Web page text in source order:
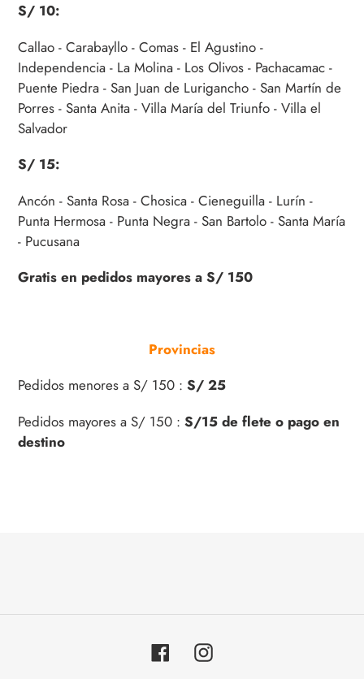
S/ 10:
Callao - Carabayllo - Comas - El Agustino -
Independencia - La Molina - Los Olivos - Pachacamac -
Puente Piedra - San Juan de Lurigancho - San Martín de
Porres - Santa Anita - Villa María del Triunfo - Villa el
Salvador
S/ 15:
Ancón - Santa Rosa - Chosica - Cieneguilla - Lurín -
Punta Hermosa - Punta Negra - San Bartolo - Santa María
- Pucusana
Gratis en pedidos mayores a S/ 150
Provincias
Pedidos menores a S/ 150 : S/ 25
Pedidos mayores a S/ 150 : S/15 de flete o pago en
destino
FacebookInstagram